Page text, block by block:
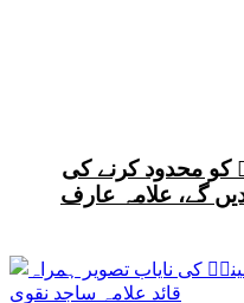
کو محدود کرنے کی
گے، علامہ عارف